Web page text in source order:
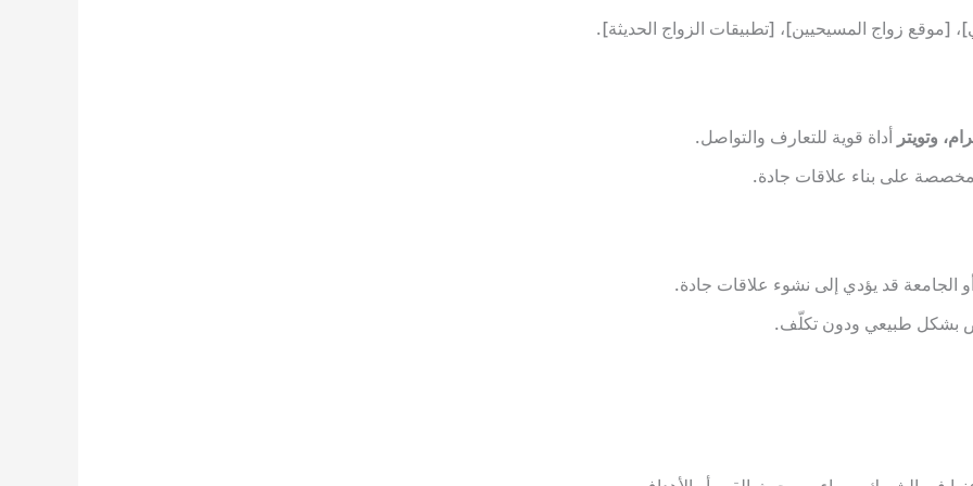
[موقع زواج المسيحيين]، [تطبيقات الزواج الحديثة].
وتويتر أداة قوية للتعارف والتواصل.
على بناء علاقات جادة.
الجامعة قد يؤدي إلى نشوء علاقات جادة.
بشكل طبيعي ودون تكلّف.